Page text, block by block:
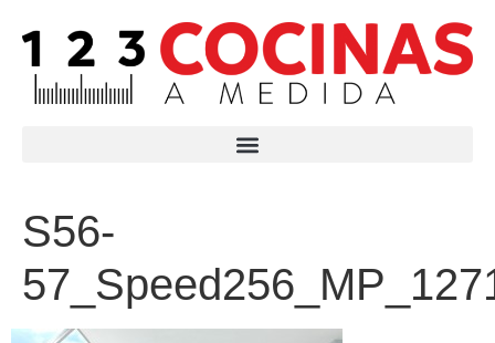
S56-